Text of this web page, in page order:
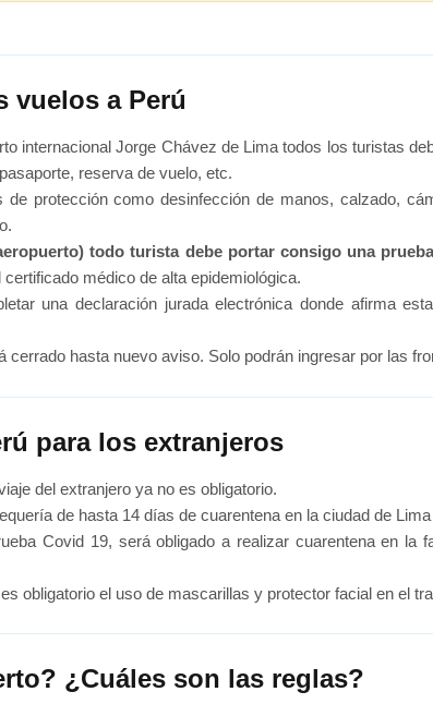
vuelos a Perú
internacional Jorge Chávez de Lima todos los turistas
reserva de vuelo, etc.
de protección como desinfección de manos, calzado,
todo turista debe portar consigo una
médico de alta epidemiológica.
una declaración jurada electrónica donde afirma
cerrado hasta nuevo aviso. Solo podrán ingresar por las
para los extranjeros
del extranjero ya no es obligatorio.
de hasta 14 días de cuarentena en la ciudad de
Covid 19, será obligado a realizar cuarentena en la
obligatorio el uso de mascarillas y protector facial en el
¿Cuáles son las reglas?